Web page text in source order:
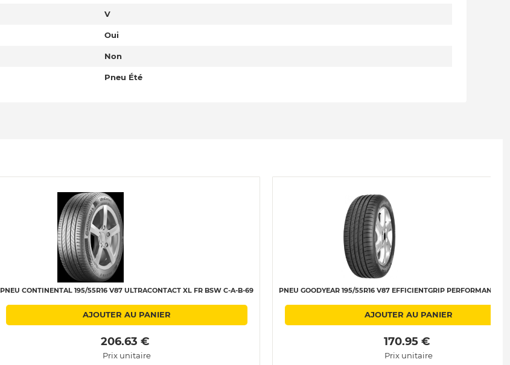
V
Oui
Non
Pneu Été
PNEU CONTINENTAL 195/55R16 V87 ULTRACONTACT XL FR BSW C-A-B-69
AJOUTER AU PANIER
206.63 €
Prix unitaire
PNEU GOODYEAR 195/55R16 V87 EFFICIENTGRIP PERFORMANCE 2
AJOUTER AU PANIER
170.95 €
Prix unitaire